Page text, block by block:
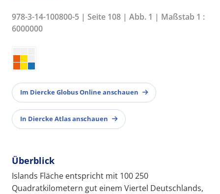
978-3-14-100800-5 | Seite 108 | Abb. 1 | Maßstab 1 :
6000000
Im Diercke Globus Online anschauen
In Diercke Atlas anschauen
Überblick
Islands Fläche entspricht mit 100 250
Quadratkilometern gut einem Viertel Deutschlands,